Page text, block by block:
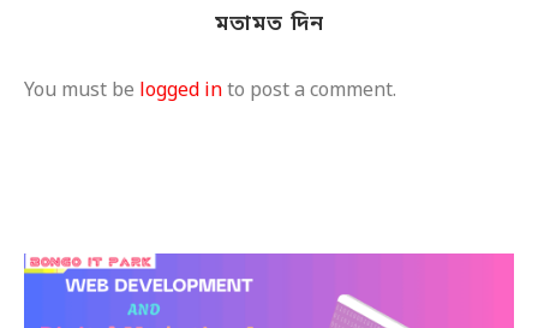
মতামত দিন
You must be logged into post a comment.